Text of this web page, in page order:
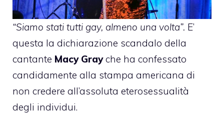
“Siamo stati tutti gay, almeno una volta”. E’
questa la dichiarazione scandalo della
cantante Macy Grayche ha confessato
candidamente alla stampa americana di
non credere all’assoluta eterosessualità
degli individui.